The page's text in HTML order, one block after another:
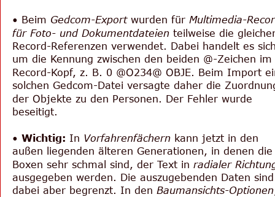
• Beim Gedcom-Export wurden für Multimedia-
für Foto- und Dokumentdateien teilweise die
Record-Referenzen verwendet. Dabei handelt es
um die Kennung zwischen den beiden @-Zeichen im
Record-Kopf, z. B. 0 @O234@ OBJE. Beim Import
solchen Gedcom-Datei versagte daher die
der Objekte zu den Personen. Der Fehler wurde
beseitigt.
• Wichtig: In Vorfahrenfächern kann jetzt in den
außen liegenden älteren Generationen, in denen
Boxen sehr schmal sind, der Text in radialer
ausgegeben werden. Die auszugebenden Daten
dabei aber begrenzt. In den Baumansichts-Optionen